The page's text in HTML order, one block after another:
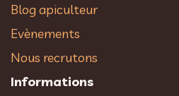
Blog apiculteur
Evènements
Nous recrutons
Informations